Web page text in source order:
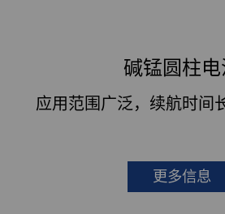
碱锰圆柱电
应用范围广泛，续航时间
更多信息